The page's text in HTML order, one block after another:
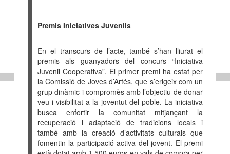
Premis Iniciatives Juvenils
En el transcurs de l’acte, també s’han lliurat el
premis als guanyadors del concurs “Iniciativa
Juvenil Cooperativa”. El primer premi ha estat per
la Comissió de Joves d’Artés, que s’erigeix com un
grup dinàmic i compromès amb l’objectiu de donar
veu i visibilitat a la joventut del poble. La iniciativa
busca enfortir la comunitat mitjançant la
recuperació i adaptació de tradicions locals i
també amb la creació d’activitats culturals que
fomentin la participació activa del jovent. El premi